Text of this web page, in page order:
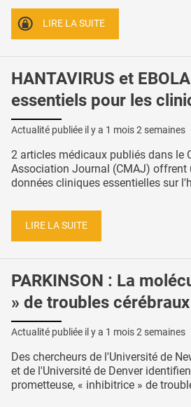
LIRE LA SUITE
HANTAVIRUS et
essentiels pour les
Actualité publiée il y a 1 mois 2 semaines
2 articles médicaux publiés dans le
Association Journal (CMAJ) offrent
données cliniques essentielles sur
LIRE LA SUITE
PARKINSON : La
» de troubles cérébraux
Actualité publiée il y a 1 mois 2 semaines
Des chercheurs de l'Université de
et de l'Université de Denver
prometteuse, « inhibitrice » de